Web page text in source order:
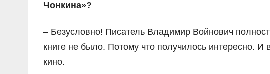
Чонкина»?
– Безусловно! Писатель Владимир Войнович
книге не было. Потому что получилось интересно. И
кино.